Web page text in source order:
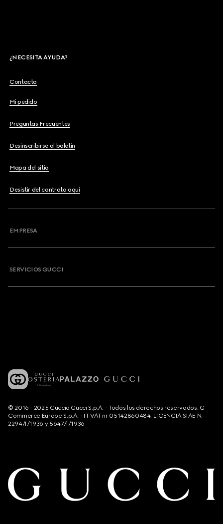
¿NECESITA AYUDA?
Contacto
Mi pedido
Preguntas Frecuentes
Desinscribirse al boletín
Mapa del sitio
Desistir del contrato aquí
EMPRESA
SERVICIOS GUCCI
© 2016 - 2025 Guccio Gucci S.p.A. - Todos los derechos reservados. G
Commerce Europe S.p.A. - IT VAT nr 05142860484. LICENCIA SIAE N.
2294/I/1936 y 5647/I/1936